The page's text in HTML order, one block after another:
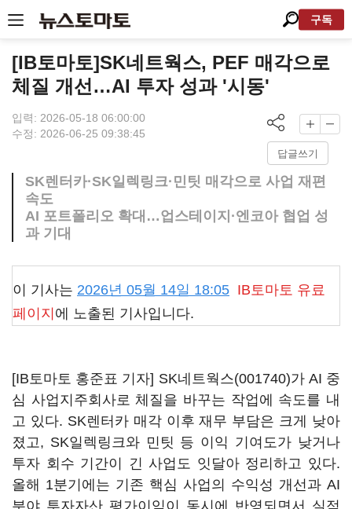
구독
[IB토마토]SK네트웍스, PEF 매각으로
체질 개선…AI 투자 성과 '시동'
입력: 2026-05-18 06:00:00
수정: 2026-06-25 09:38:45
답글쓰기
SK렌터카·SK일렉링크·민팃 매각으로 사업 재편
속도
AI 포트폴리오 확대…업스테이지·엔코아 협업 성
과 기대
이 기사는 2026년 05월 14일 18:05 IB토마토 유료
페이지 에 노출된 기사입니다.
[IB토마토 홍준표 기자] SK네트웍스(001740)가 AI 중
심 사업지주회사로 체질을 바꾸는 작업에 속도를 내
고 있다. SK렌터카 매각 이후 재무 부담은 크게 낮아
졌고, SK일렉링크와 민팃 등 이익 기여도가 낮거나
투자 회수 기간이 긴 사업도 잇달아 정리하고 있다.
올해 1분기에는 기존 핵심 사업의 수익성 개선과 AI
분야 투자자산 평가이익이 동시에 반영되면서 실적